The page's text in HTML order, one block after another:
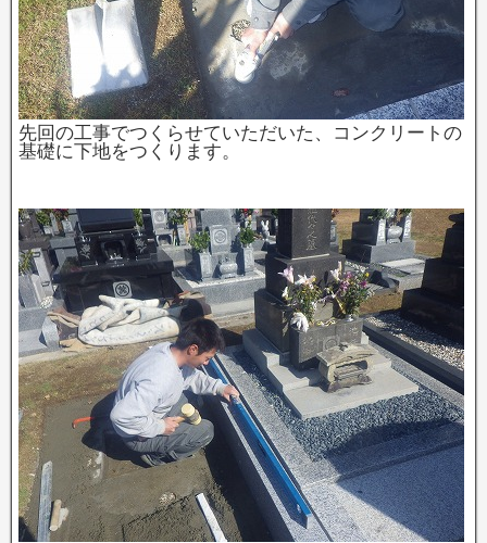
先回の工事でつくらせていただいた、コンクリートの
基礎に下地をつくります。